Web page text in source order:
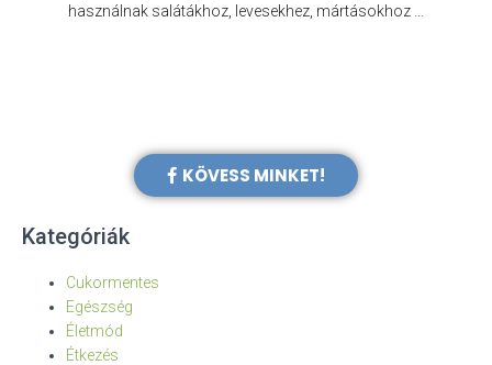
használnak salátákhoz, levesekhez, mártásokhoz …
KÖVESS MINKET!
Kategóriák
Cukormentes
Egészség
Életmód
Étkezés